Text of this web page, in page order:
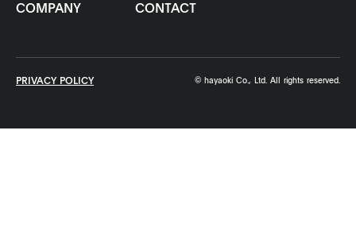
COMPANY
CONTACT
PRIVACY POLICY © hayaoki Co., Ltd. All rights reserved.